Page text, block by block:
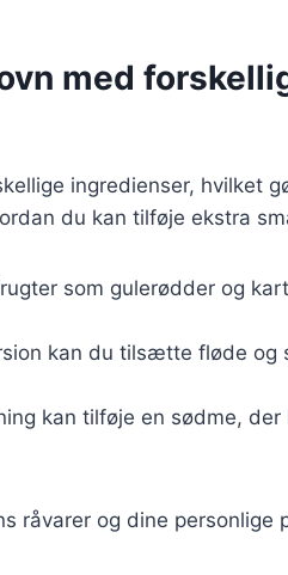
med
ingredienser, hvilket
du kan tilføje ekstra
som gulerødder og
kan du tilsætte fløde og
kan tilføje en sødme, der
råvarer og dine personlige